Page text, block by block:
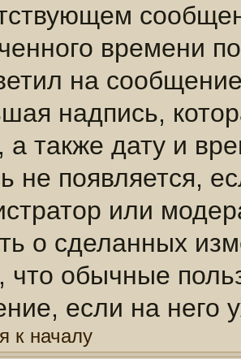
времени
на
надпись,
а также дату и
не появляется,
или
о сделанных
что обычные
если на него
к началу